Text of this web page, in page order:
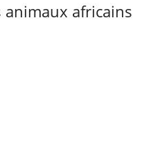
animaux africains